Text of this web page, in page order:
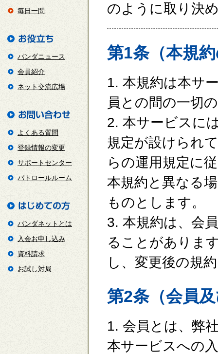
のように取り決
第1条（本規
1. 本規約は本サ
員との間の一切
2. 本サービスに
規定が設けられ
らの運用規定に
本規約と異なる
ものとします。
3. 本規約は、会
ることがありま
し、変更後の規
第2条（会員
1. 会員とは、弊
本サービスへの
毎日一問
パンダニュース
会員紹介
ネット交流広場
よくある質問
登録情報の変更
サポートセンター
パトロールルーム
パンダネットとは
入会お申し込み
資料請求
お試し対局